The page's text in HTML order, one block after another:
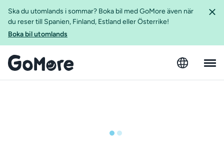
Ska du utomlands i sommar? Boka bil med GoMore även när
du reser till Spanien, Finland, Estland eller Österrike!
Boka bil utomlands